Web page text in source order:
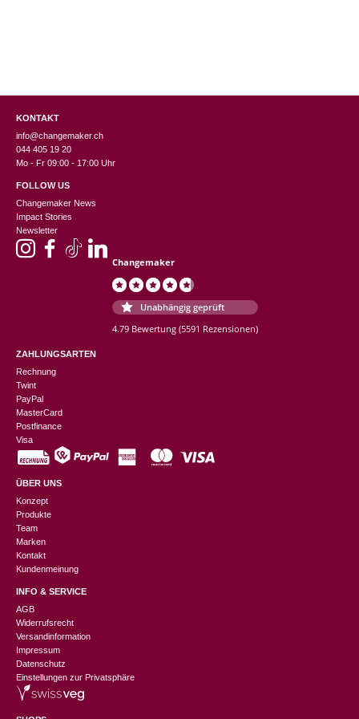
KONTAKT
info@changemaker.ch
044 405 19 20
Mo - Fr 09:00 - 17:00 Uhr
FOLLOW US
Changemaker News
Impact Stories
Newsletter
Changemaker
Unabhängig geprüft
4.79 Bewertung (5591 Rezensionen)
ZAHLUNGSARTEN
Rechnung
Twint
PayPal
MasterCard
Postfinance
Visa
ÜBER UNS
Konzept
Produkte
Team
Marken
Kontakt
Kundenmeinung
INFO & SERVICE
AGB
Widerrufsrecht
Versandinformation
Impressum
Datenschutz
Einstellungen zur Privatsphäre